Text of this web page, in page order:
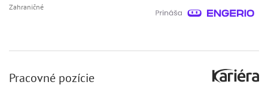
Zahraničné
Pracovné pozície